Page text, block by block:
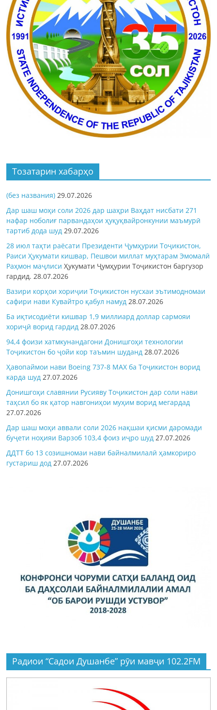
Тозатарин хабарҳо
(без названия) 29.07.2026
Дар шаш моҳи соли 2026 дар шаҳри Ваҳдат нисбати 271
нафар ноболиғ парвандаҳои ҳуқуқвайронкунии маъмурӣ
тартиб дода шуд 29.07.2026
28 июл таҳти раёсати Президенти Ҷумҳурии Тоҷикистон,
Раиси Ҳукумати кишвар, Пешвои миллат муҳтарам Эмомалӣ
Раҳмон маҷлисиҲукумати Ҷумҳурии Тоҷикистон баргузор
гардид.28.07.2026
Вазири корҳои хориҷии Тоҷикистон нусхаи эътимодномаи
сафири нави Кувайтро қабул намуд 28.07.2026
Ба иқтисодиёти кишвар 1,9 миллиард доллар сармояи
хориҷӣ ворид гардид 28.07.2026
94,4 фоизи хатмкунандагони Донишгоҳи технологии
Тоҷикистон бо ҷойи кор таъмин шуданд 28.07.2026
Ҳавопаймои нави Boeing 737-8 MAX ба Тоҷикистон ворид
карда шуд 27.07.2026
Донишгоҳи славянии Русияву Тоҷикистон дар соли нави
таҳсил бо як қатор навгониҳои муҳим ворид мегардад
27.07.2026
Дар шаш моҳи аввали соли 2026 нақшаи қисми даромади
буҷети ноҳияи Варзоб 103,4 фоиз иҷро шуд 27.07.2026
ДДТТ бо 13 созишномаи нави байналмилалӣ ҳамкориро
густариш дод 27.07.2026
Радиои “Садои Душанбе” рӯи мавҷи 102.2FM